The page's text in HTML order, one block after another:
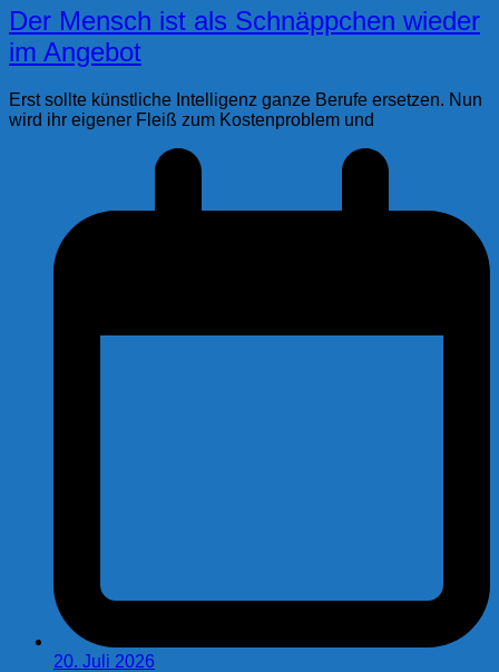
Der Mensch ist als Schnäppchen wieder
im Angebot
Erst sollte künstliche Intelligenz ganze Berufe ersetzen. Nun
wird ihr eigener Fleiß zum Kostenproblem und
20. Juli 2026